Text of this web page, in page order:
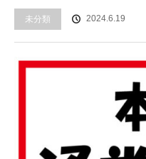
未分類 2024.6.19